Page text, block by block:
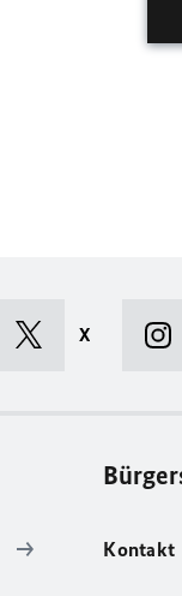
X
Kontakt